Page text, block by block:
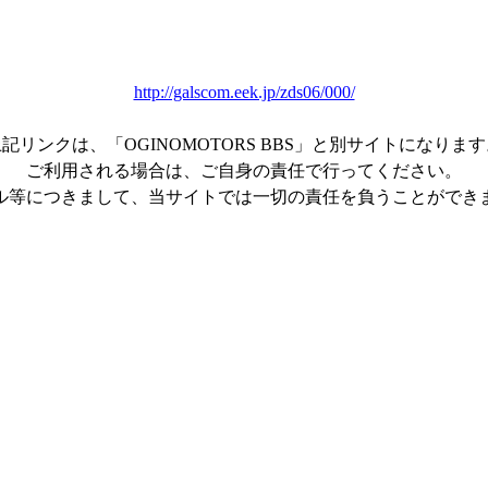
http://galscom.eek.jp/zds06/000/
記リンクは、「OGINOMOTORS BBS」と別サイトになります
ご利用される場合は、ご自身の責任で行ってください。
等につきまして、当サイトでは一切の責任を負うことができ